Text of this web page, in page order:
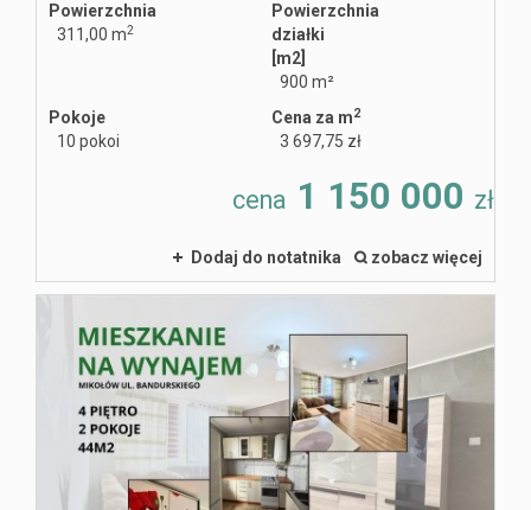
Powierzchnia
311,00 m2
Powierzchnia
działki
[m2]
900 m²
Pokoje
10 pokoi
Cena za m2
3 697,75 zł
cena 1 150 000 zł
Dodaj do notatnika zobacz więcej